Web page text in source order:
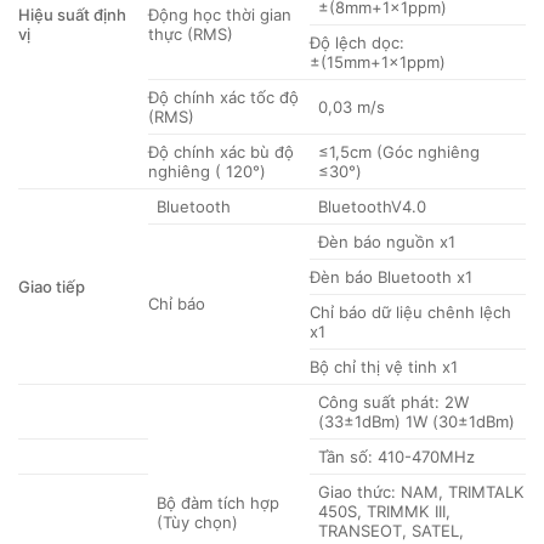
Hiệu suất định
vị
Động học thời gian
thực (RMS)
±(8mm+1×1ppm)
Độ lệch dọc:
±(15mm+1×1ppm)
Độ chính xác tốc độ
(RMS)
0,03 m/s
Độ chính xác bù độ
nghiêng ( 120°)
≤1,5cm (Góc nghiêng
≤30°)
Giao tiếp
Bluetooth BluetoothV4.0
Chỉ báo
Đèn báo nguồn x1
Đèn báo Bluetooth x1
Chỉ báo dữ liệu chênh lệch
x1
Bộ chỉ thị vệ tinh x1
Bộ đàm tích hợp
(Tùy chọn)
Công suất phát: 2W
(33±1dBm) 1W (30±1dBm)
Tần số: 410-470MHz
Giao thức: NAM, TRIMTALK
450S, TRIMMK III,
TRANSEOT, SATEL,